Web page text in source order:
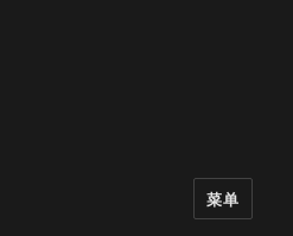
菜单